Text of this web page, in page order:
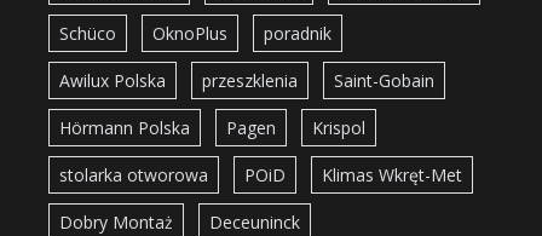
Schüco OknoPlus poradnik
Awilux Polska przeszklenia Saint-Gobain
Hörmann Polska Pagen Krispol
stolarka otworowa POiD Klimas Wkręt-Met
Dobry Montaż Deceuninck